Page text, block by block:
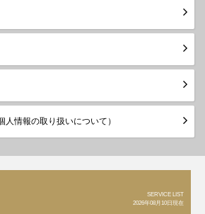
情報の取り扱いについて）
SERVICE LIST
2026年08月10日現在